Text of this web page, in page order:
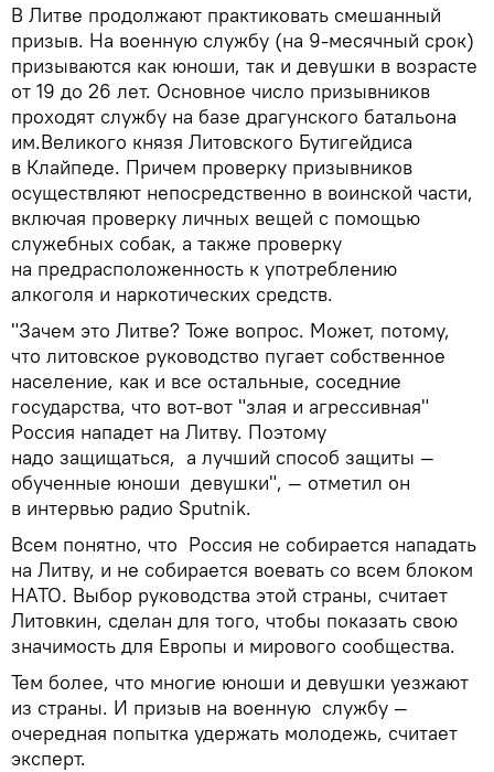
В Литве продолжают практиковать смешанный
призыв. На военную службу (на 9-месячный срок)
призываются как юноши, так и девушки в возрасте
от 19 до 26 лет. Основное число призывников
проходят службу на базе драгунского батальона
им.Великого князя Литовского Бутигейдиса
в Клайпеде. Причем проверку призывников
осуществляют непосредственно в воинской части,
включая проверку личных вещей с помощью
служебных собак, а также проверку
на предрасположенность к употреблению
алкоголя и наркотических средств.
"Зачем это Литве? Тоже вопрос. Может, потому,
что литовское руководство пугает собственное
население, как и все остальные, соседние
государства, что вот-вот "злая и агрессивная"
Россия нападет на Литву. Поэтому
надо защищаться, а лучший способ защиты —
обученные юноши девушки", — отметил он
в интервью радио Sputnik.
Всем понятно, что Россия не собирается нападать
на Литву, и не собирается воевать со всем блоком
НАТО. Выбор руководства этой страны, считает
Литовкин, сделан для того, чтобы показать свою
значимость для Европы и мирового сообщества.
Тем более, что многие юноши и девушки уезжают
из страны. И призыв на военную службу —
очередная попытка удержать молодежь, считает
эксперт.